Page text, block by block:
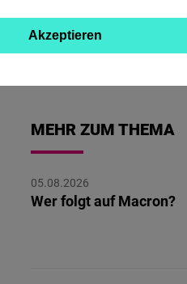
MEHR ZUM THEMA
05.08.2026
Wer folgt auf Macron?
Akzeptieren